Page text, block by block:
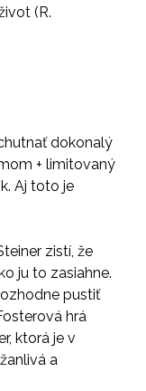
(R.
dokonalý
+ limitovaný
Aj toto je
zistí, že
ju to zasiahne.
pustiť
hrá
ktorá je v
a